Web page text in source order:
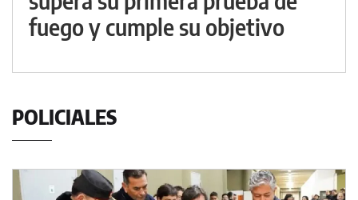
fuego y cumple su objetivo
POLICIALES